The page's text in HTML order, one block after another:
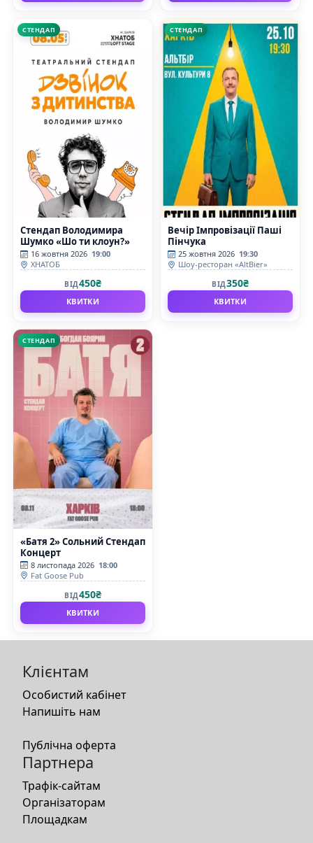
СТЕНДАП
Стендап Володимира
Шумко «Шо ти клоун?»
16 жовтня 2026 19:00
ХНАТОБ
ВІД450₴
КВИТКИ
СТЕНДАП
Вечір Імпровізації Паші
Пінчука
25 жовтня 2026 19:30
Шоу-ресторан «AltBier»
ВІД350₴
КВИТКИ
СТЕНДАП
«Батя 2» Сольний Стендап
Концерт
8 листопада 2026 18:00
Fat Goose Pub
ВІД450₴
КВИТКИ
Клієнтам
Особистий кабінет
Напишіть нам
Публічна оферта
Партнера
Трафік-сайтам
Організаторам
Площадкам